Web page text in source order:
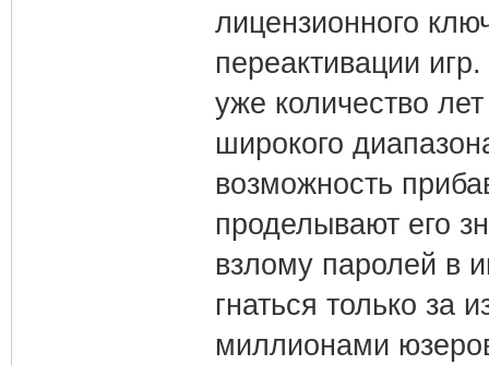
лицензионного
переактивации
уже количество
широкого
возможность
проделывают его
взлому паролей в
гнаться только за
миллионами